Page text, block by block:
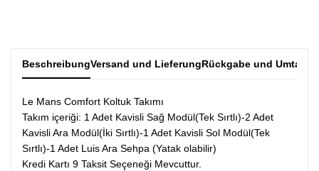
BeschreibungVersand und LieferungRückgabe und
Le Mans Comfort Koltuk Takımı
Takım içeriği: 1 Adet Kavisli Sağ Modül(Tek Sırtlı)-2 Adet
Kavisli Ara Modül(İki Sırtlı)-1 Adet Kavisli Sol Modül(Tek
Sırtlı)-1 Adet Luis Ara Sehpa (Yatak olabilir)
Kredi Kartı 9 Taksit Seçeneği Mevcuttur.